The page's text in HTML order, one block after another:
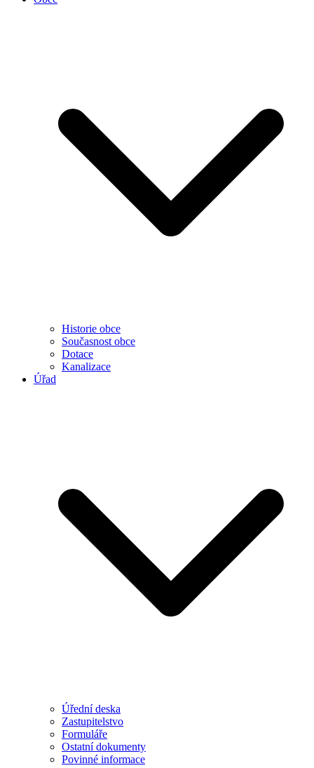
Historie obce
Současnost obce
Dotace
Kanalizace
Úřad
Úřední deska
Zastupitelstvo
Formuláře
Ostatní dokumenty
Povinné informace